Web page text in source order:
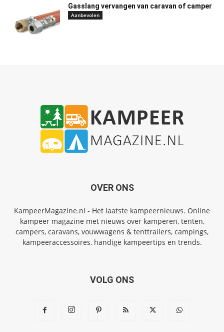
Gasslang vervangen van caravan of camper
Aanbevolen
OVER ONS
KampeerMagazine.nl - Het laatste kampeernieuws. Online
kampeer magazine met nieuws over kamperen, tenten,
campers, caravans, vouwwagens & tenttrailers, campings,
kampeeraccessoires, handige kampeertips en trends.
VOLG ONS